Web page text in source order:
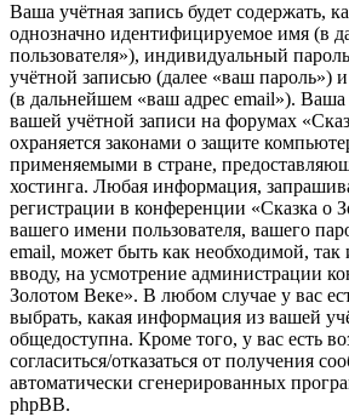
Ваша учётная запись будет содержать,
однозначно идентифицируемое имя (в
пользователя»), индивидуальный
учётной записью (далее «ваш пароль»)
(в дальнейшем «ваш адрес email»).
вашей учётной записи на форумах
охраняется законами о защите
применяемыми в стране,
хостинга. Любая информация,
регистрации в конференции «Сказка о
вашего имени пользователя, вашего
email, может быть как необходимой, так
вводу, на усмотрение администрации
Золотом Веке». В любом случае у вас
выбрать, какая информация из вашей
общедоступна. Кроме того, у вас есть
согласиться/отказаться от получения
автоматически сгенерированных
phpBB.